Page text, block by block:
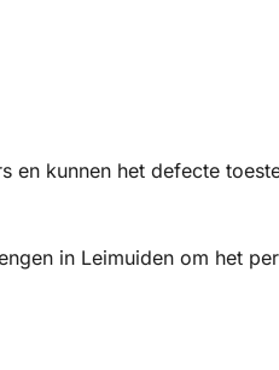
en kunnen het defecte
in Leimuiden om het